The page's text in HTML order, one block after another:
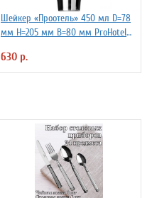
Шейкер «Проотель» 450 мл D=78
мм H=205 мм B=80 мм ProHotel
630 р.